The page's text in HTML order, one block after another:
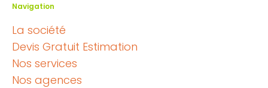
Navigation
La société
Devis Gratuit Estimation
Nos services
Nos agences